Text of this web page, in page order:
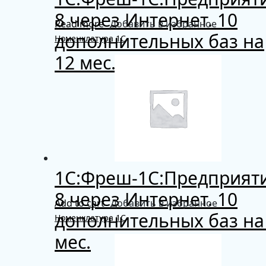
8 через Интернет. 10
дополнительных баз на
12 мес.
Read more Добавить в избранное
Номенклатура 1С
1C:Фреш-
8 через Интернет. 10
дополнительных баз
мес.
Add to cart Добавить в избранное
Номенклатура 1С